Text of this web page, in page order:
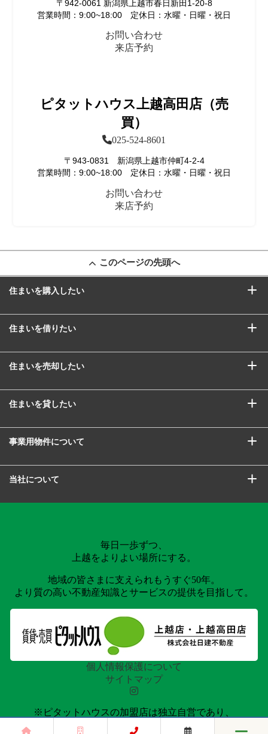
〒942-0061 新潟県上越市春日新田1-20-8
営業時間：9:00~18:00 定休日：水曜・日曜・祝日
お問い合わせ
来店予約
ピタットハウス上越高田店（売
買）
025-524-8601
〒943-0831 新潟県上越市仲町4-2-4
営業時間：9:00~18:00 定休日：水曜・日曜・祝日
お問い合わせ
来店予約
このページの先頭へ
住まいを購入したい
住まいを借りたい
住まいを売却したい
住まいを貸したい
事業用物件について
当社について
毎日一歩ずつ、
上越をよりよい場所にする。
地域の皆さまに支えられもうすぐ50年。
より質の高い不動産知識とサービスの提供を目指して。
個人情報保護について
サイトマップ
※ピタットハウスの加盟店は独立自営であり、
各店舗の責任のもと運営をしております。